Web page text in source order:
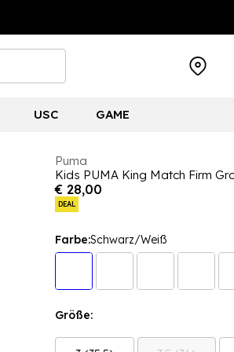
USC GAME
Puma
Kids PUMA King Match Firm
€ 28,00
DEAL
Farbe:Schwarz/Weiß
Größe: